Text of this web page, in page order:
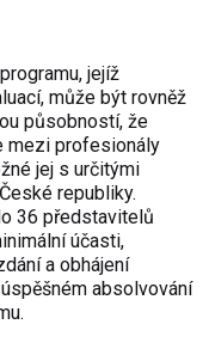
jejíž
může být rovněž
působností, že
mezi profesionály
jej s určitými
republiky.
36 představitelů
účasti,
a obhájení
absolvování